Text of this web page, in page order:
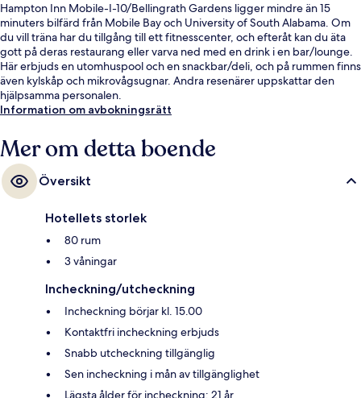
Hampton Inn Mobile-I-10/Bellingrath Gardens ligger mindre än 15
minuters bilfärd från Mobile Bay och University of South Alabama. Om
du vill träna har du tillgång till ett fitnesscenter, och efteråt kan du äta
gott på deras restaurang eller varva ned med en drink i en bar/lounge.
Här erbjuds en utomhuspool och en snackbar/deli, och på rummen finns
även kylskåp och mikrovågsugnar. Andra resenärer uppskattar den
hjälpsamma personalen.
Information om avbokningsrätt
Mer om detta boende
Översikt
Hotellets storlek
80 rum
3 våningar
Incheckning/utcheckning
Incheckning börjar kl. 15.00
Kontaktfri incheckning erbjuds
Snabb utcheckning tillgänglig
Sen incheckning i mån av tillgänglighet
Lägsta ålder för incheckning: 21 år